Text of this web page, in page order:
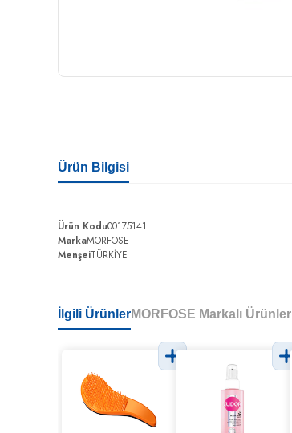
Ürün Bilgisi
Ürün Kodu00175141
MarkaMORFOSE
MenşeiTÜRKİYE
İlgili ÜrünlerMORFOSE Markalı Ürünler